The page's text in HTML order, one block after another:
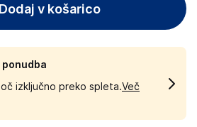
Dodaj v košarico
izključno preko spleta.Več